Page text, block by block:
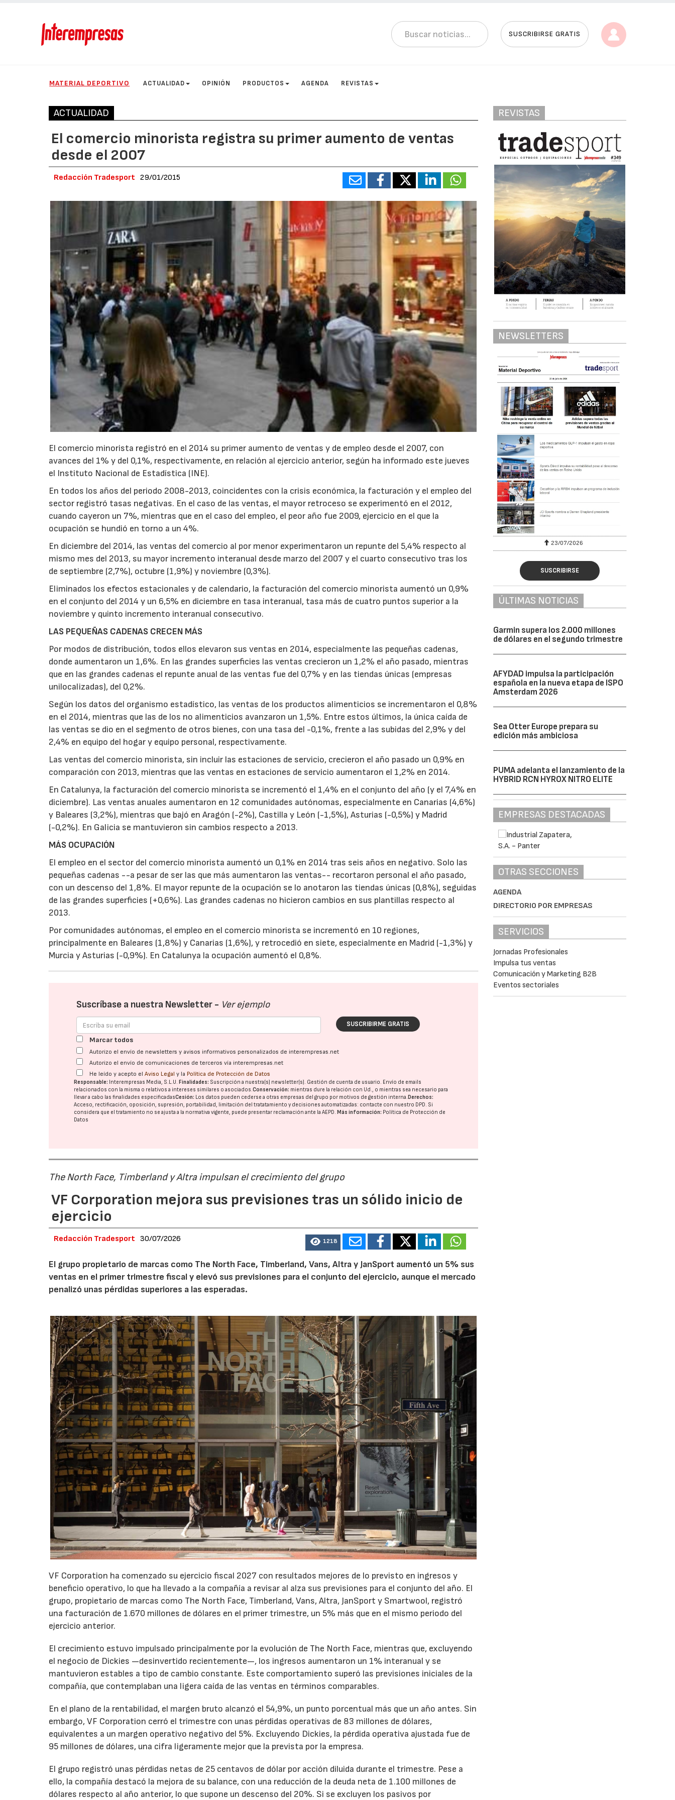
SUSCRIBIRSE GRATIS
MATERIAL DEPORTIVO ACTUALIDAD OPINIÓN PRODUCTOS AGENDA REVISTAS
ACTUALIDAD
El comercio minorista registra su primer aumento de ventas
desde el 2007
Redacción Tradesport 29/01/2015
El comercio minorista registró en el 2014 su primer aumento de ventas y de empleo desde el 2007, con
avances del 1% y del 0,1%, respectivamente, en relación al ejercicio anterior, según ha informado este jueves
el Instituto Nacional de Estadística (INE).
En todos los años del periodo 2008-2013, coincidentes con la crisis económica, la facturación y el empleo del
sector registró tasas negativas. En el caso de las ventas, el mayor retroceso se experimentó en el 2012,
cuando cayeron un 7%, mientras que en el caso del empleo, el peor año fue 2009, ejercicio en el que la
ocupación se hundió en torno a un 4%.
En diciembre del 2014, las ventas del comercio al por menor experimentaron un repunte del 5,4% respecto al
mismo mes del 2013, su mayor incremento interanual desde marzo del 2007 y el cuarto consecutivo tras los
de septiembre (2,7%), octubre (1,9%) y noviembre (0,3%).
Eliminados los efectos estacionales y de calendario, la facturación del comercio minorista aumentó un 0,9%
en el conjunto del 2014 y un 6,5% en diciembre en tasa interanual, tasa más de cuatro puntos superior a la
noviembre y quinto incremento interanual consecutivo.
LAS PEQUEÑAS CADENAS CRECEN MÁS
Por modos de distribución, todos ellos elevaron sus ventas en 2014, especialmente las pequeñas cadenas,
donde aumentaron un 1,6%. En las grandes superficies las ventas crecieron un 1,2% el año pasado, mientras
que en las grandes cadenas el repunte anual de las ventas fue del 0,7% y en las tiendas únicas (empresas
unilocalizadas), del 0,2%.
Según los datos del organismo estadístico, las ventas de los productos alimenticios se incrementaron el 0,8%
en el 2014, mientras que las de los no alimenticios avanzaron un 1,5%. Entre estos últimos, la única caída de
las ventas se dio en el segmento de otros bienes, con una tasa del -0,1%, frente a las subidas del 2,9% y del
2,4% en equipo del hogar y equipo personal, respectivamente.
Las ventas del comercio minorista, sin incluir las estaciones de servicio, crecieron el año pasado un 0,9% en
comparación con 2013, mientras que las ventas en estaciones de servicio aumentaron el 1,2% en 2014.
En Catalunya, la facturación del comercio minorista se incrementó el 1,4% en el conjunto del año (y el 7,4% en
diciembre). Las ventas anuales aumentaron en 12 comunidades autónomas, especialmente en Canarias (4,6%)
y Baleares (3,2%), mientras que bajó en Aragón (-2%), Castilla y León (-1,5%), Asturias (-0,5%) y Madrid
(-0,2%). En Galicia se mantuvieron sin cambios respecto a 2013.
MÁS OCUPACIÓN
El empleo en el sector del comercio minorista aumentó un 0,1% en 2014 tras seis años en negativo. Solo las
pequeñas cadenas --a pesar de ser las que más aumentaron las ventas-- recortaron personal el año pasado,
con un descenso del 1,8%. El mayor repunte de la ocupación se lo anotaron las tiendas únicas (0,8%), seguidas
de las grandes superficies (+0,6%). Las grandes cadenas no hicieron cambios en sus plantillas respecto al
2013.
Por comunidades autónomas, el empleo en el comercio minorista se incrementó en 10 regiones,
principalmente en Baleares (1,8%) y Canarias (1,6%), y retrocedió en siete, especialmente en Madrid (-1,3%) y
Murcia y Asturias (-0,9%). En Catalunya la ocupación aumentó el 0,8%.
Suscríbase a nuestra Newsletter - Ver ejemplo
SUSCRIBIRME GRATIS
Marcar todos
Autorizo el envío de newsletters y avisos informativos personalizados de interempresas.net
Autorizo el envío de comunicaciones de terceros vía interempresas.net
He leído y acepto elAviso Legal y la Política de Protección de Datos
Responsable: Interempresas Media, S.L.U. Finalidades: Suscripción a nuestra(s) newsletter(s). Gestión de cuenta de usuario. Envío de emails
relacionados con la misma o relativos a intereses similares o asociados.Conservación: mientras dure la relación con Ud., o mientras sea necesario para
llevar a cabo las finalidades especificadasCesión: Los datos pueden cederse a otras empresas del grupo por motivos de gestión interna. Derechos:
Acceso, rectificación, oposición, supresión, portabilidad, limitación del tratatamiento y decisiones automatizadas: contacte con nuestro DPD. Si
considera que el tratamiento no se ajusta a la normativa vigente, puede presentar reclamación ante laAEPD. Más información: Política de Protección de
Datos
The North Face, Timberland y Altra impulsan el crecimiento del grupo
VF Corporation mejora sus previsiones tras un sólido inicio de
ejercicio
Redacción Tradesport 30/07/2026 1218
El grupo propietario de marcas como The North Face, Timberland, Vans, Altra y JanSport aumentó un 5% sus
ventas en el primer trimestre fiscal y elevó sus previsiones para el conjunto del ejercicio, aunque el mercado
penalizó unas pérdidas superiores a las esperadas.
VF Corporation ha comenzado su ejercicio fiscal 2027 con resultados mejores de lo previsto en ingresos y
beneficio operativo, lo que ha llevado a la compañía a revisar al alza sus previsiones para el conjunto del año. El
grupo, propietario de marcas como The North Face, Timberland, Vans, Altra, JanSport y Smartwool, registró
una facturación de 1.670 millones de dólares en el primer trimestre, un 5% más que en el mismo periodo del
ejercicio anterior.
El crecimiento estuvo impulsado principalmente por la evolución de The North Face, mientras que, excluyendo
el negocio de Dickies —desinvertido recientemente—, los ingresos aumentaron un 1% interanual y se
mantuvieron estables a tipo de cambio constante. Este comportamiento superó las previsiones iniciales de la
compañía, que contemplaban una ligera caída de las ventas en términos comparables.
En el plano de la rentabilidad, el margen bruto alcanzó el 54,9%, un punto porcentual más que un año antes. Sin
embargo, VF Corporation cerró el trimestre con unas pérdidas operativas de 83 millones de dólares,
equivalentes a un margen operativo negativo del 5%. Excluyendo Dickies, la pérdida operativa ajustada fue de
95 millones de dólares, una cifra ligeramente mejor que la prevista por la empresa.
El grupo registró unas pérdidas netas de 25 centavos de dólar por acción diluida durante el trimestre. Pese a
ello, la compañía destacó la mejora de su balance, con una reducción de la deuda neta de 1.100 millones de
dólares respecto al año anterior, lo que supone un descenso del 20%. Si se excluyen los pasivos por
REVISTAS
NEWSLETTERS
23/07/2026 30/07/2026 23/07/2026
SUSCRIBIRSE
ÚLTIMAS NOTICIAS
Garmin supera los 2.000 millones
de dólares en el segundo trimestre
AFYDAD impulsa la participación
española en la nueva etapa de ISPO
Amsterdam 2026
Sea Otter Europe prepara su
edición más ambiciosa
PUMA adelanta el lanzamiento de la
HYBRID RCN HYROX NITRO ELITE
EMPRESAS DESTACADAS
OTRAS SECCIONES
AGENDA
DIRECTORIO POR EMPRESAS
SERVICIOS
Jornadas Profesionales
Impulsa tus ventas
Comunicación y Marketing B2B
Eventos sectoriales